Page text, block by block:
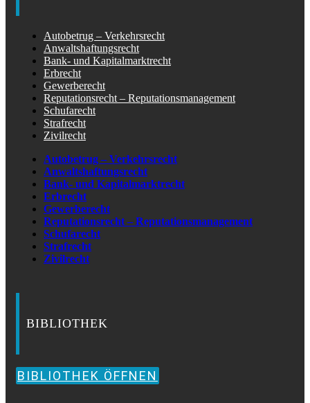
Autobetrug – Verkehrsrecht
Anwaltshaftungsrecht
Bank- und Kapitalmarktrecht
Erbrecht
Gewerberecht
Reputationsrecht – Reputationsmanagement
Schufarecht
Strafrecht
Zivilrecht
Autobetrug – Verkehrsrecht
Anwaltshaftungsrecht
Bank- und Kapitalmarktrecht
Erbrecht
Gewerberecht
Reputationsrecht – Reputationsmanagement
Schufarecht
Strafrecht
Zivilrecht
BIBLIOTHEK
BIBLIOTHEK ÖFFNEN